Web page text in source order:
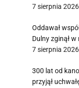
7 sierpnia 2026
Oddawał
Dulny zginął
7 sierpnia 2026
300 lat od
przyjął